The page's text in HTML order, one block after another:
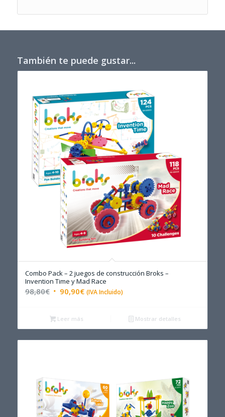
También te puede gustar...
4.67
Combo Pack – 2 juegos de construcción Broks –
Invention Time y Mad Race
98,80€ El
original
era:
98,80€.
90,90€El
es:
90,90€.
(IVA Incluido)
Leer más Mostrar detalles